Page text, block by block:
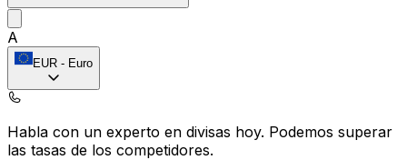
A
EUR - Euro
Habla con un experto en divisas hoy. Podemos superar
las tasas de los competidores.